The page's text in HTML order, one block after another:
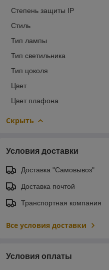
Степень защиты IP
Стиль
Тип лампы
Тип светильника
Тип цоколя
Цвет
Цвет плафона
Скрыть
Условия доставки
Доставка "Самовывоз"
Доставка почтой
Транспортная компания
Все условия доставки
Условия оплаты